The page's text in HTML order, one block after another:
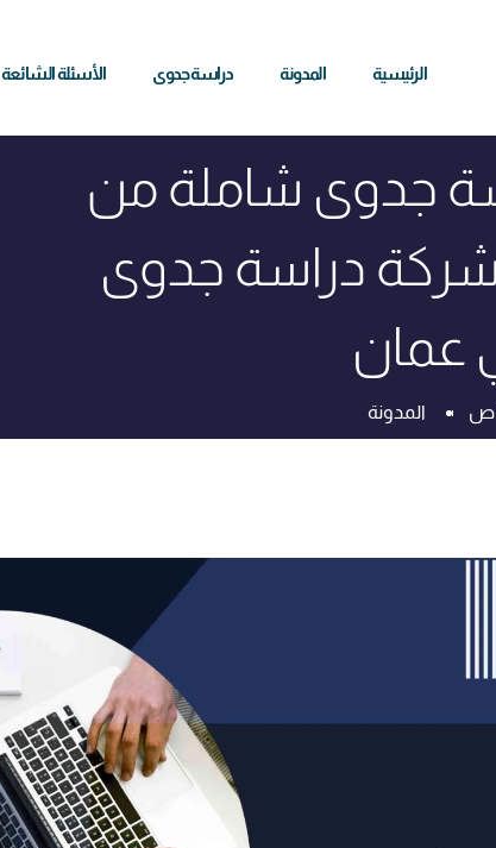
الرئيسية المدونة دراسة جدوى الأسئلة الشائعة
جدوى شاملة من
دراسة جدوى
عمان
المدونة